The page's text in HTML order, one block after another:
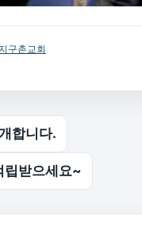
지구촌교회
합니다.
립받으세요~